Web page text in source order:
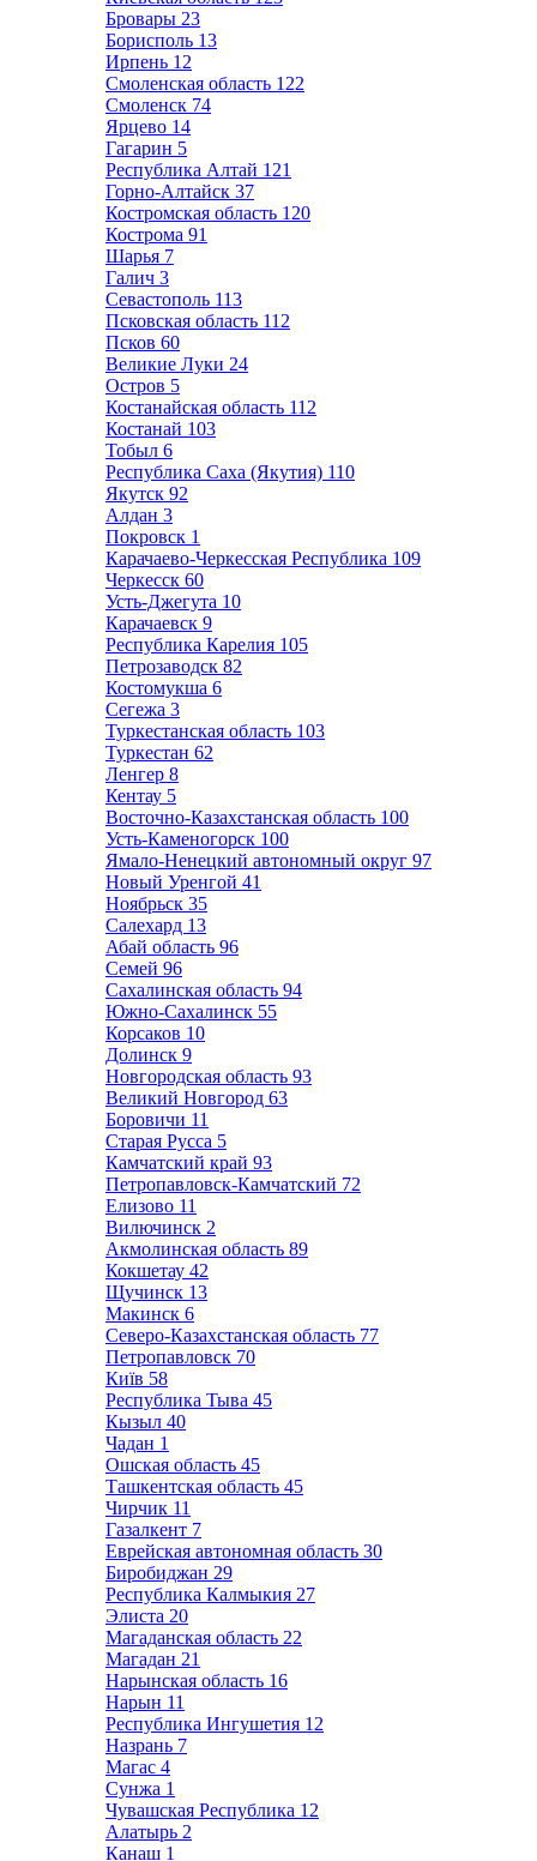
Бровары 23
Борисполь 13
Ирпень 12
Смоленская область 122
Смоленск 74
Ярцево 14
Гагарин 5
Республика Алтай 121
Горно-Алтайск 37
Костромская область 120
Кострома 91
Шарья 7
Галич 3
Севастополь 113
Псковская область 112
Псков 60
Великие Луки 24
Остров 5
Костанайская область 112
Костанай 103
Тобыл 6
Республика Саха (Якутия) 110
Якутск 92
Алдан 3
Покровск 1
Карачаево-Черкесская Республика 109
Черкесск 60
Усть-Джегута 10
Карачаевск 9
Республика Карелия 105
Петрозаводск 82
Костомукша 6
Сегежа 3
Туркестанская область 103
Туркестан 62
Ленгер 8
Кентау 5
Восточно-Казахстанская область 100
Усть-Каменогорск 100
Ямало-Ненецкий автономный округ 97
Новый Уренгой 41
Ноябрьск 35
Салехард 13
Абай область 96
Семей 96
Сахалинская область 94
Южно-Сахалинск 55
Корсаков 10
Долинск 9
Новгородская область 93
Великий Новгород 63
Боровичи 11
Старая Русса 5
Камчатский край 93
Петропавловск-Камчатский 72
Елизово 11
Вилючинск 2
Акмолинская область 89
Кокшетау 42
Щучинск 13
Макинск 6
Северо-Казахстанская область 77
Петропавловск 70
Київ 58
Республика Тыва 45
Кызыл 40
Чадан 1
Ошская область 45
Ташкентская область 45
Чирчик 11
Газалкент 7
Еврейская автономная область 30
Биробиджан 29
Республика Калмыкия 27
Элиста 20
Магаданская область 22
Магадан 21
Нарынская область 16
Нарын 11
Республика Ингушетия 12
Назрань 7
Магас 4
Сунжа 1
Чувашская Республика 12
Алатырь 2
Канаш 1